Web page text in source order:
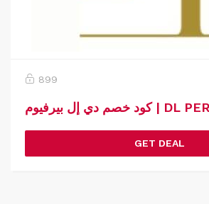
899
GET DEAL